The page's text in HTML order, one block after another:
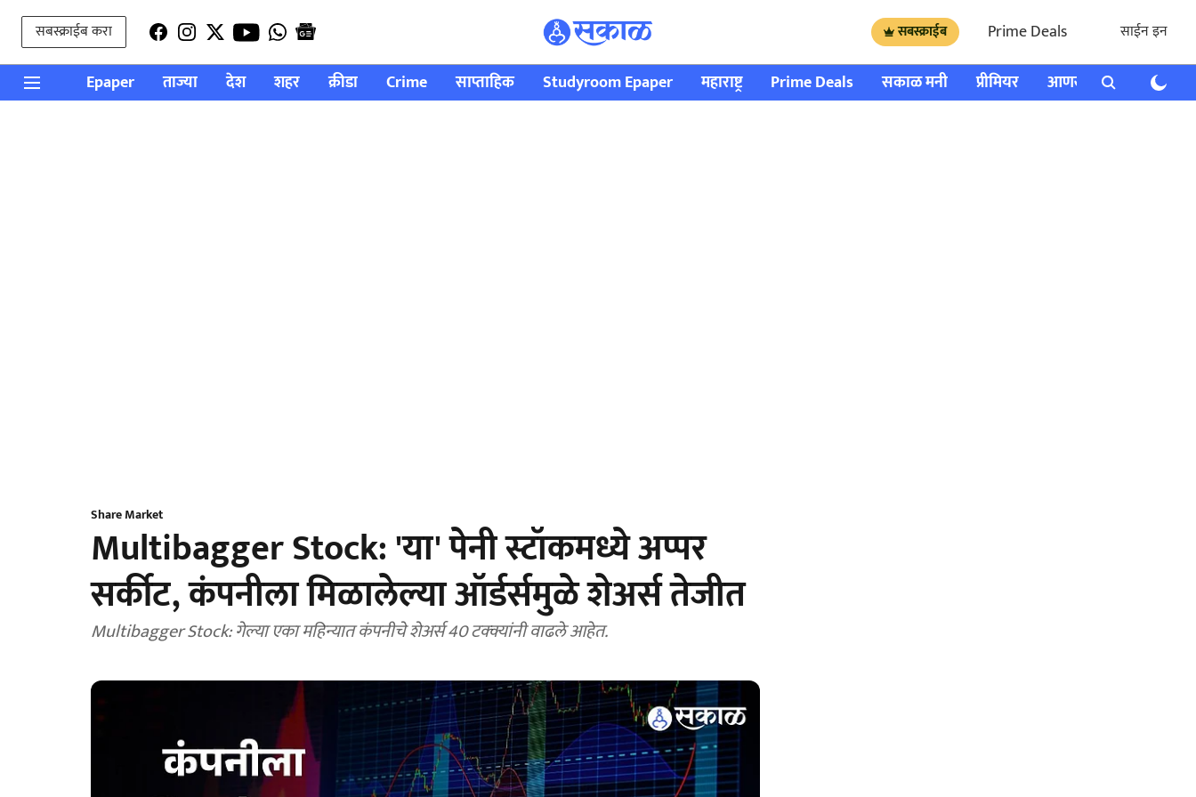
सबस्क्राईब करा सबस्क्राईब Prime Deals साईन इन
Epaper ताज्या देश शहर क्रीडा Crime साप्ताहिक Studyroom Epaper महाराष्ट्र Prime Deals सकाळ मनी प्रीमियर आणखी राशी भविष्य
Share Market
Multibagger Stock: 'या' पेनी स्टॉकमध्ये अप्पर
सर्कीट, कंपनीला मिळालेल्या ऑर्डर्समुळे शेअर्स तेजीत
Multibagger Stock: गेल्या एका महिन्यात कंपनीचे शेअर्स 40 टक्क्यांनी वाढले आहेत.